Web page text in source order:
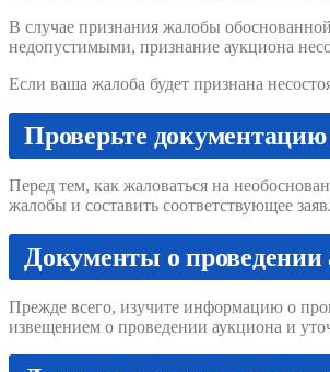
В случае признания жалобы
недопустимыми, признание аукциона
Если ваша жалоба будет признана
Проверьте документацию
Перед тем, как жаловаться на
жалобы и составить соответствующее
Документы о проведении
Прежде всего, изучите информацию о
извещением о проведении аукциона и